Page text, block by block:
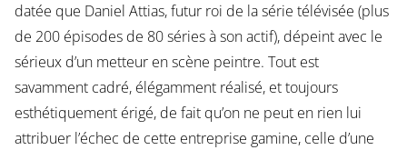
datée que Daniel Attias, futur roi de la série télévisée (plus
de 200 épisodes de 80 séries à son actif), dépeint avec le
sérieux d’un metteur en scène peintre. Tout est
savamment cadré, élégamment réalisé, et toujours
esthétiquement érigé, de fait qu’on ne peut en rien lui
attribuer l’échec de cette entreprise gamine, celle d’une